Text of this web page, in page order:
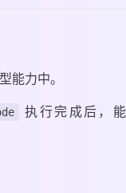
能力中。
执行完成后，